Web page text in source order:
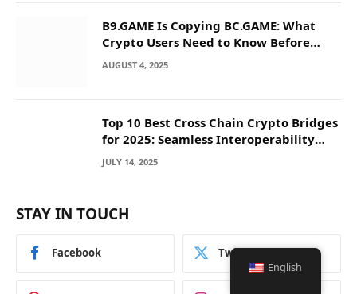
B9.GAME Is Copying BC.GAME: What
Crypto Users Need to Know Before
They Deposit
AUGUST 4, 2025
Top 10 Best Cross Chain Crypto Bridges
for 2025: Seamless Interoperability
Across Blockchain Networks
JULY 14, 2025
STAY IN TOUCH
Facebook Twitter
English